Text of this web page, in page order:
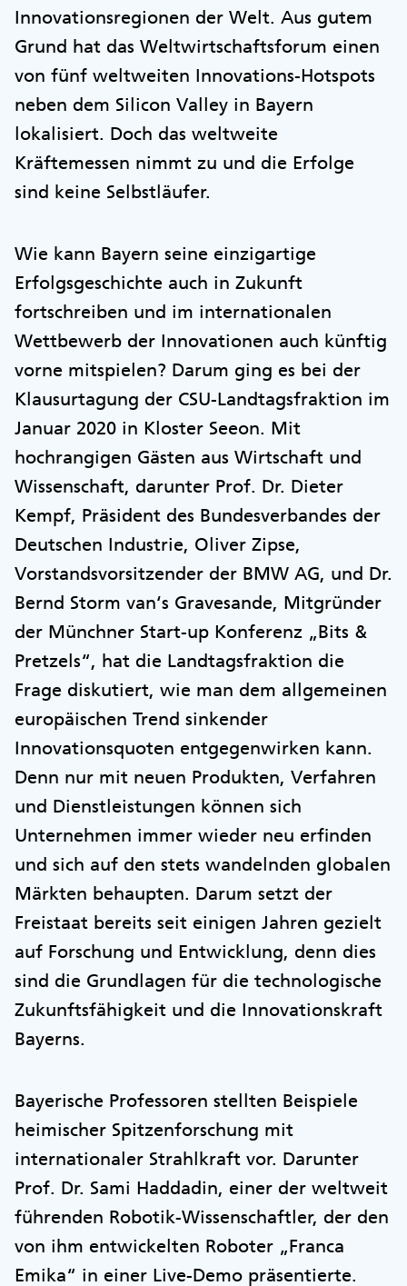
Innovationsregionen der Welt. Aus gutem
Grund hat das Weltwirtschaftsforum einen
von fünf weltweiten Innovations-Hotspots
neben dem Silicon Valley in Bayern
lokalisiert. Doch das weltweite
Kräftemessen nimmt zu und die Erfolge
sind keine Selbstläufer.
Wie kann Bayern seine einzigartige
Erfolgsgeschichte auch in Zukunft
fortschreiben und im internationalen
Wettbewerb der Innovationen auch künftig
vorne mitspielen? Darum ging es bei der
Klausurtagung der CSU-Landtagsfraktion im
Januar 2020 in Kloster Seeon. Mit
hochrangigen Gästen aus Wirtschaft und
Wissenschaft, darunter Prof. Dr. Dieter
Kempf, Präsident des Bundesverbandes der
Deutschen Industrie, Oliver Zipse,
Vorstandsvorsitzender der BMW AG, und Dr.
Bernd Storm van‘s Gravesande, Mitgründer
der Münchner Start-up Konferenz „Bits &
Pretzels“, hat die Landtagsfraktion die
Frage diskutiert, wie man dem allgemeinen
europäischen Trend sinkender
Innovationsquoten entgegenwirken kann.
Denn nur mit neuen Produkten, Verfahren
und Dienstleistungen können sich
Unternehmen immer wieder neu erfinden
und sich auf den stets wandelnden globalen
Märkten behaupten. Darum setzt der
Freistaat bereits seit einigen Jahren gezielt
auf Forschung und Entwicklung, denn dies
sind die Grundlagen für die technologische
Zukunftsfähigkeit und die Innovationskraft
Bayerns.
Bayerische Professoren stellten Beispiele
heimischer Spitzenforschung mit
internationaler Strahlkraft vor. Darunter
Prof. Dr. Sami Haddadin, einer der weltweit
führenden Robotik-Wissenschaftler, der den
von ihm entwickelten Roboter „Franca
Emika“ in einer Live-Demo präsentierte.